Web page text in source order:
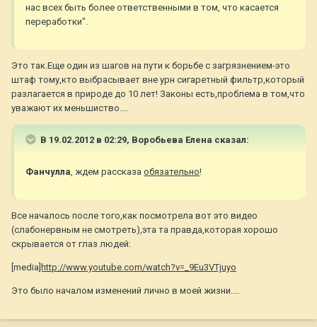
нас всех быть более ответственными в том, что касается
переработки".
Это так.Еще один из шагов на пути к борьбе с загрязнением-это
штаф тому,кто выбрасывает вне урн сигаретный фильтр,который
разлагается в природе до 10 лет! Законы есть,проблема в том,что
уважают их меньшиство....
В 19.02.2012 в 02:29, Воробьева Елена сказал:
Фанчулла, ждем рассказа обязательно!
Все началось после того,как посмотрела вот это видео
(слабонервным не смотреть),эта та правда,которая хорошо
скрывается от глаз людей:
[media ]http://www.youtube.com/watch?v=_9Eu3VTjuyo
Это было началом изменений лично в моей жизни....